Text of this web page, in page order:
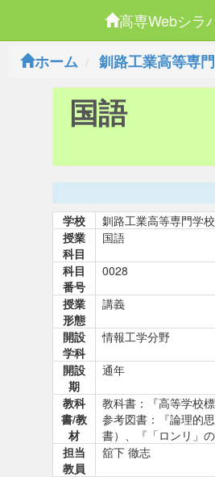
高専Webシラ
ホーム
釧路工業高等専
国語
学校
釧路工業高等専門学校
授業
科目
国語
科目
番号
0028
授業
形態
講義
開設
学科
情報工学分野
開設
期
通年
教科
書/教
材
教科書：『高等学校
参考図書：『論理的
書）、『「ロンリ」
担当
教員
舘下 徹志